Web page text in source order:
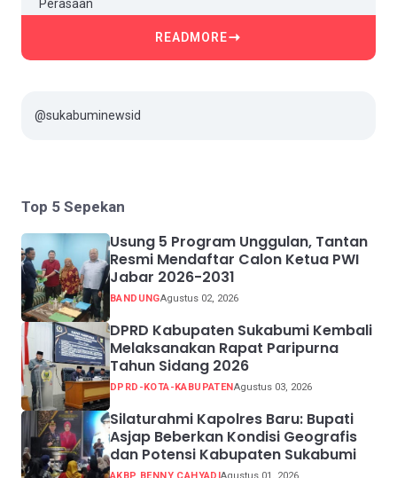
READMORE
@sukabuminewsid
Top 5 Sepekan
Usung 5 Program Unggulan, Tantan
Resmi Mendaftar Calon Ketua PWI
Jabar 2026-2031
BANDUNGAgustus 02, 2026
DPRD Kabupaten Sukabumi Kembali
Melaksanakan Rapat Paripurna
Tahun Sidang 2026
DPRD-KOTA-KABUPATENAgustus 03, 2026
Silaturahmi Kapolres Baru: Bupati
Asjap Beberkan Kondisi Geografis
dan Potensi Kabupaten Sukabumi
AKBP BENNY CAHYADIAgustus 01, 2026